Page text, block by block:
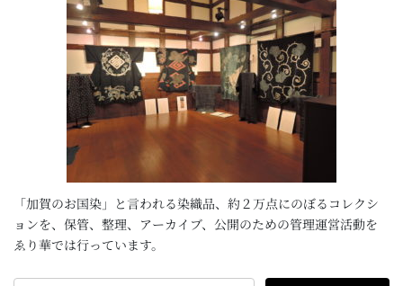
「加賀のお国染」と言われる染織品、約２万点にのぼるコレクシ
ョンを、保管、整理、アーカイブ、公開のための管理運営活動を
ゑり華では行っています。